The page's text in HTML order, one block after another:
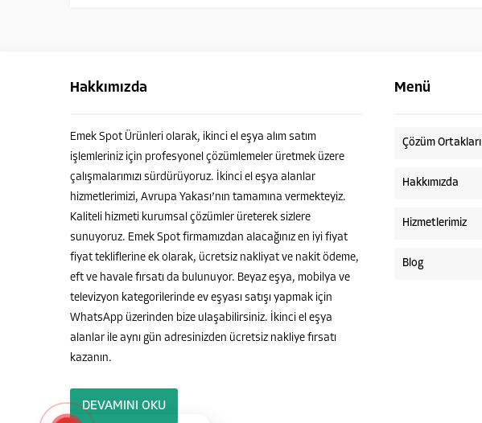
Hakkımızda
Emek Spot Ürünleri olarak, ikinci el eşya alım satım
işlemleriniz için profesyonel çözümlemeler üretmek üzere
çalışmalarımızı sürdürüyoruz. İkinci el eşya alanlar
hizmetlerimizi, Avrupa Yakası’nın tamamına vermekteyiz.
Kaliteli hizmeti kurumsal çözümler üreterek sizlere
sunuyoruz. Emek Spot firmamızdan alacağınız en iyi fiyat
fiyat tekliflerine ek olarak, ücretsiz nakliyat ve nakit ödeme,
eft ve havale fırsatı da bulunuyor. Beyaz eşya, mobilya ve
televizyon kategorilerinde ev eşyası satışı yapmak için
WhatsApp üzerinden bize ulaşabilirsiniz. İkinci el eşya
alanlar ile aynı gün adresinizden ücretsiz nakliye fırsatı
kazanın.
DEVAMINI OKU
Menü
Çözüm Ortakları
Hakkımızda
Hizmetlerimiz
Blog